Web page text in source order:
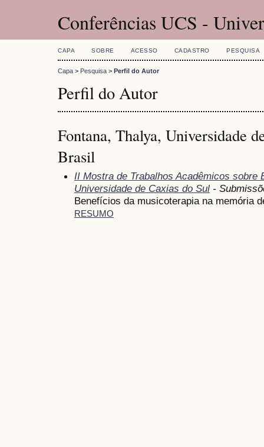
Conferências UCS -
CAPA SOBRE ACESSO CADASTRO PESQUISA
Capa > Pesquisa > Perfil do Autor
Perfil do Autor
Fontana, Thalya, Universidade
Brasil
II Mostra de Trabalhos Acadêmicos sobre
Universidade de Caxias do Sul -
Benefícios da musicoterapia na memória
RESUMO